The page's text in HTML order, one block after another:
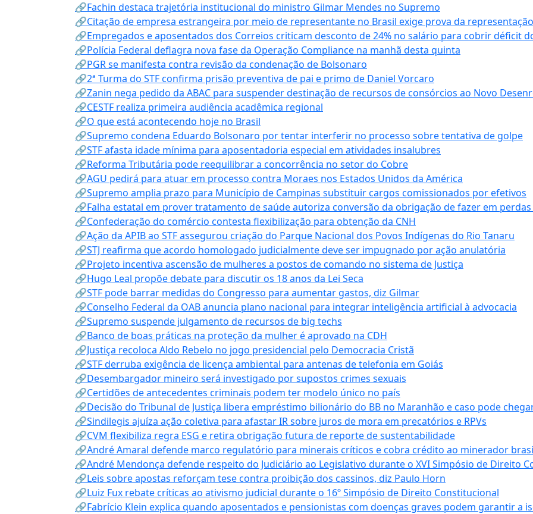
🔗Fachin destaca trajetória institucional do ministro Gilmar Mendes no Supremo
🔗Citação de empresa estrangeira por meio de representante no Brasil exige prova da representação
🔗Empregados e aposentados dos Correios criticam desconto de 24% no salário para cobrir déficit
🔗Polícia Federal deflagra nova fase da Operação Compliance na manhã desta quinta
🔗PGR se manifesta contra revisão da condenação de Bolsonaro
🔗2ª Turma do STF confirma prisão preventiva de pai e primo de Daniel Vorcaro
🔗Zanin nega pedido da ABAC para suspender destinação de recursos de consórcios ao Novo
🔗CESTF realiza primeira audiência acadêmica regional
🔗O que está acontecendo hoje no Brasil
🔗Supremo condena Eduardo Bolsonaro por tentar interferir no processo sobre tentativa de golpe
🔗STF afasta idade mínima para aposentadoria especial em atividades insalubres
🔗Reforma Tributária pode reequilibrar a concorrência no setor do Cobre
🔗AGU pedirá para atuar em processo contra Moraes nos Estados Unidos da América
🔗Supremo amplia prazo para Município de Campinas substituir cargos comissionados por efetivos
🔗Falha estatal em prover tratamento de saúde autoriza conversão da obrigação de fazer em perdas
🔗Confederação do comércio contesta flexibilização para obtenção da CNH
🔗Ação da APIB ao STF assegurou criação do Parque Nacional dos Povos Indígenas do Rio Tanaru
🔗STJ reafirma que acordo homologado judicialmente deve ser impugnado por ação anulatória
🔗Projeto incentiva ascensão de mulheres a postos de comando no sistema de Justiça
🔗Hugo Leal propõe debate para discutir os 18 anos da Lei Seca
🔗STF pode barrar medidas do Congresso para aumentar gastos, diz Gilmar
🔗Conselho Federal da OAB anuncia plano nacional para integrar inteligência artificial à advocacia
🔗Supremo suspende julgamento de recursos de big techs
🔗Banco de boas práticas na proteção da mulher é aprovado na CDH
🔗Justiça recoloca Aldo Rebelo no jogo presidencial pelo Democracia Cristã
🔗STF derruba exigência de licença ambiental para antenas de telefonia em Goiás
🔗Desembargador mineiro será investigado por supostos crimes sexuais
🔗Certidões de antecedentes criminais podem ter modelo único no país
🔗Decisão do Tribunal de Justiça libera empréstimo bilionário do BB no Maranhão e caso pode chegar
🔗Sindilegis ajuíza ação coletiva para afastar IR sobre juros de mora em precatórios e RPVs
🔗CVM flexibiliza regra ESG e retira obrigação futura de reporte de sustentabilidade
🔗André Amaral defende marco regulatório para minerais críticos e cobra crédito ao minerador
🔗André Mendonça defende respeito do Judiciário ao Legislativo durante o XVI Simpósio de Direito
🔗Leis sobre apostas reforçam tese contra proibição dos cassinos, diz Paulo Horn
🔗Luiz Fux rebate críticas ao ativismo judicial durante o 16º Simpósio de Direito Constitucional
🔗Fabrício Klein explica quando aposentados e pensionistas com doenças graves podem garantir a